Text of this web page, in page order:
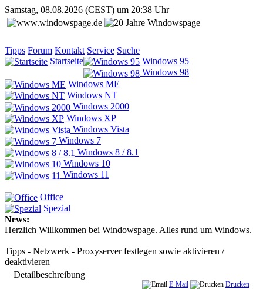
Samstag, 08.08.2026 (CEST) um 20:38 Uhr
Tipps Forum Kontakt Service Suche
Startseite
Windows 95
Windows 98
Windows ME
Windows NT
Windows 2000
Windows XP
Windows Vista
Windows 7
Windows 8 / 8.1
Windows 10
Windows 11
Office
Spezial
News:
Herzlich Willkommen bei Windowspage. Alles rund um Windows.
Tipps - Netzwerk - Proxyserver festlegen sowie aktivieren /
deaktivieren
Detailbeschreibung
E-Mail
Drucken